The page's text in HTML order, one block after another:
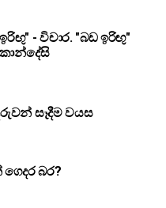
- විචාර. "බඩ ඉරිඟු"
සෑදීම වයස
බර?